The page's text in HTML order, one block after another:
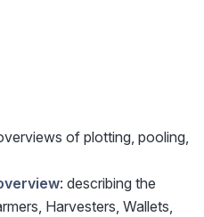
of plotting, pooling,
: describing the
Harvesters, Wallets,